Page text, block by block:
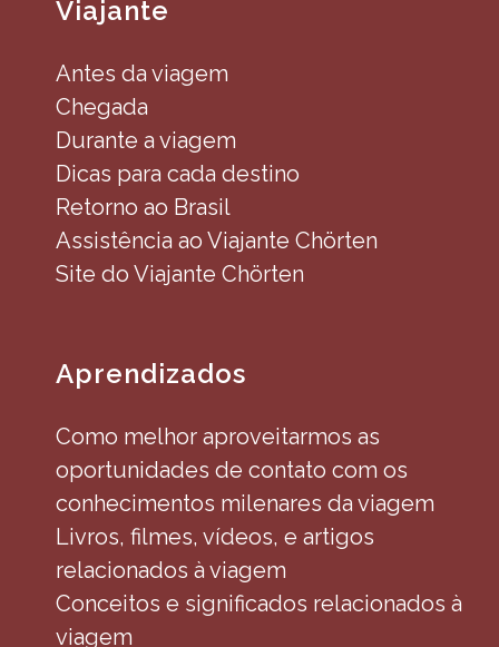
Viajante
Antes da viagem
Chegada
Durante a viagem
Dicas para cada destino
Retorno ao Brasil
Assistência ao Viajante Chörten
Site do Viajante Chörten
Aprendizados
Como melhor aproveitarmos as
oportunidades de contato com os
conhecimentos milenares da viagem
Livros, filmes, vídeos, e artigos
relacionados à viagem
Conceitos e significados relacionados à
viagem